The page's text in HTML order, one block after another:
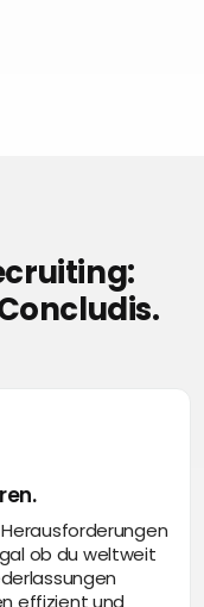
ob du weltweit
effizient und